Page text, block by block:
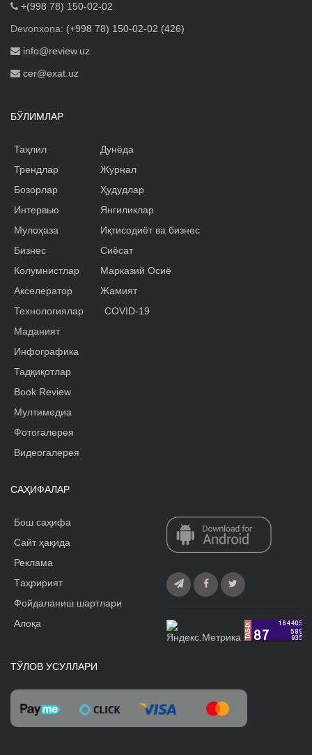
+(998 78) 150-02-02
Devonxona: (+998 78) 150-02-02 (426)
info@review.uz
cer@exat.uz
БЎЛИМЛАР
Таҳлил
Трендлар
Бозорлар
Интервью
Мулоҳаза
Бизнес
Колумнистлар
Акселератор
Дунёда
Журнал
Ҳудудлар
Янгиликлар
Иқтисодиёт ва бизнес
Сиёсат
Марказий Осиё
Жамият
Технологиялар
Маданият
Инфографика
Тадқиқотлар
Book Review
Мултимедиа
Фотогалерея
Видеогалерея
COVID-19
САҲИФАЛАР
Бош саҳифа
Сайт ҳақида
Реклама
Tаҳририят
Фойдаланиш шартлари
Алоқа
ТЎЛОВ УСУЛЛАРИ